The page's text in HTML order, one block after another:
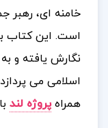
خامنه‌ ای، رهبر
است. این کتاب
نگارش یافته و
اسلامی می‌
همراهپروژه لند با